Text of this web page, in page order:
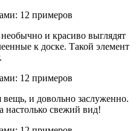
и красиво выглядят
к доске. Такой элемент
и довольно заслуженно.
настолько свежий вид!